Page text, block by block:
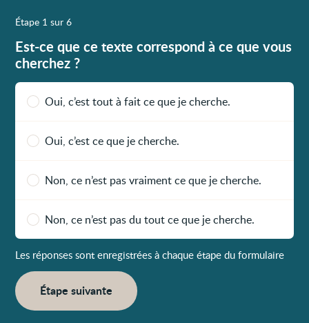
Étape 1 sur 6
Est-ce que ce texte correspond à ce que vous
cherchez ?
Oui, c’est tout à fait ce que je cherche.
Oui, c’est ce que je cherche.
Non, ce n’est pas vraiment ce que je cherche.
Non, ce n’est pas du tout ce que je cherche.
Les réponses sont enregistrées à chaque étape du formulaire
Étape suivante